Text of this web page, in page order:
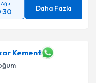
Ağu
Daha Fazla
Kement